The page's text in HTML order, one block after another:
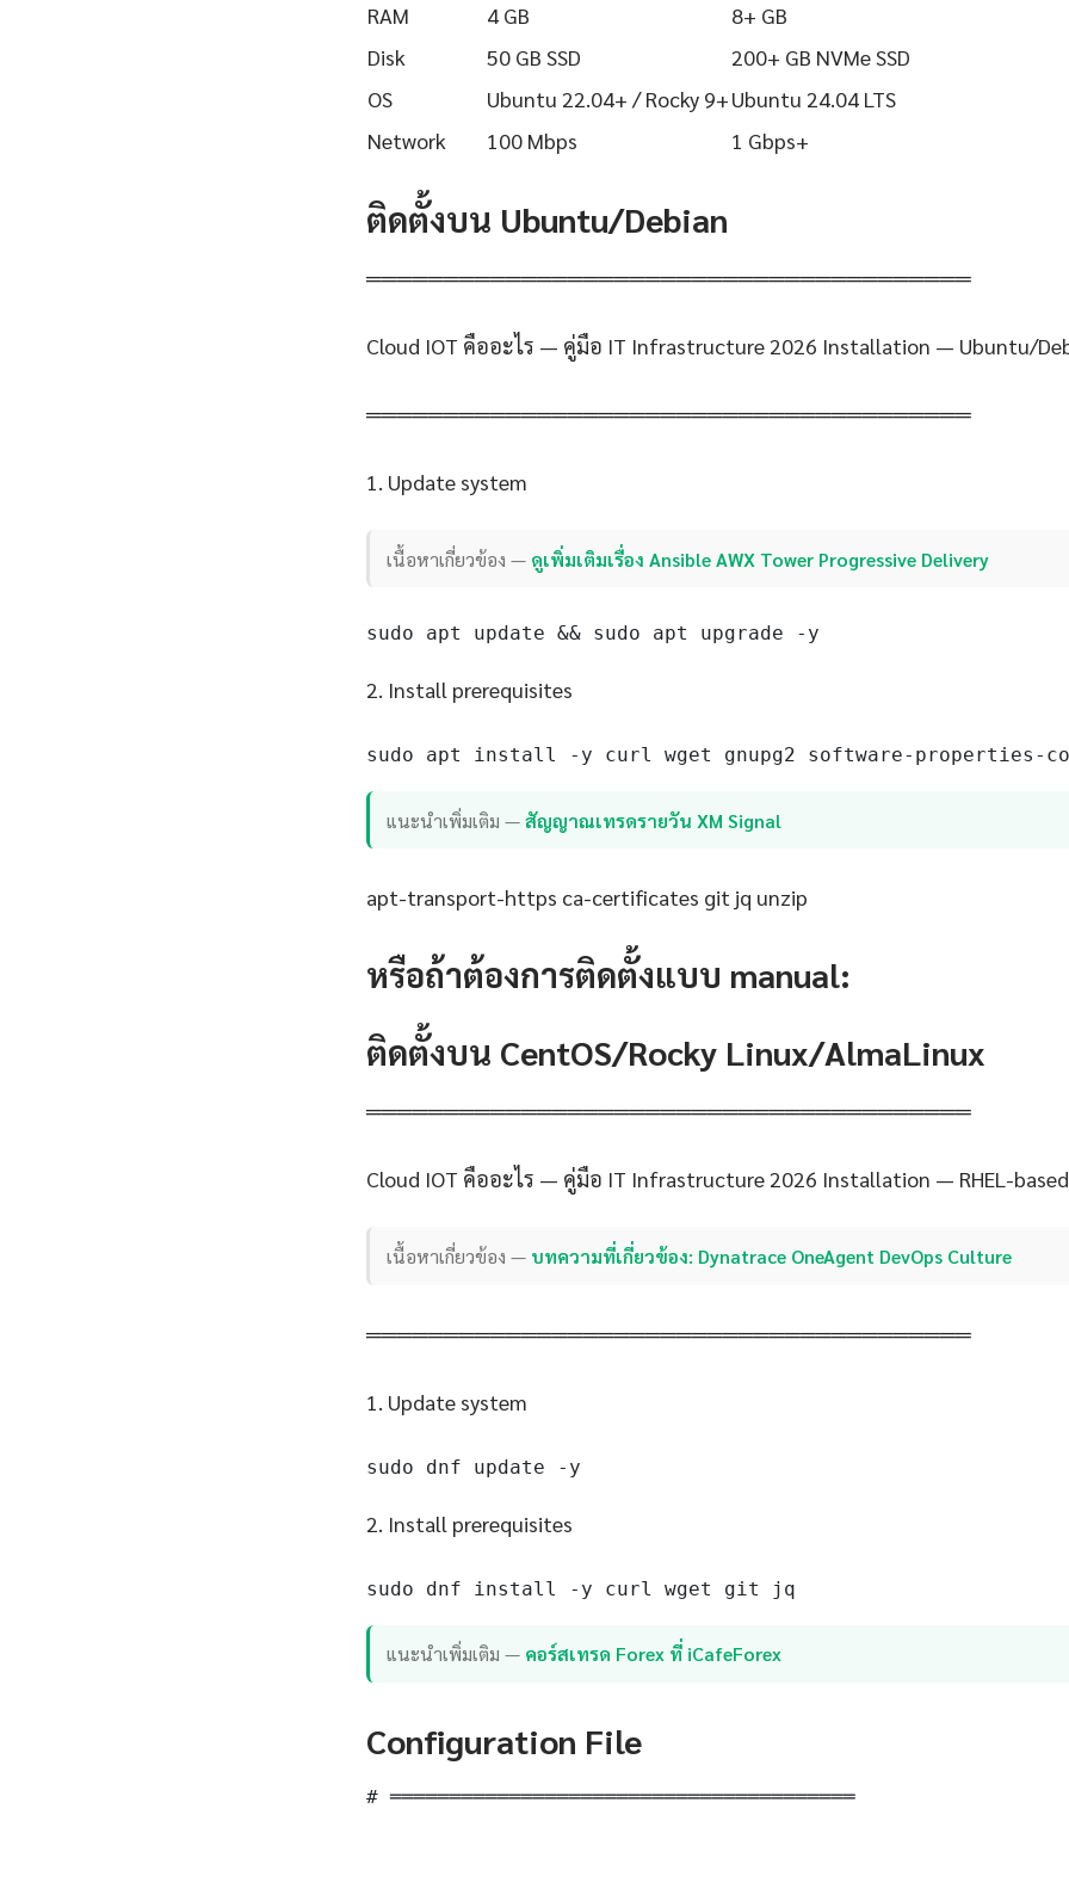
RAM
4 GB
8+ GB
Disk
50 GB SSD
200+ GB NVMe SSD
OS
Ubuntu 22.04+ / Rocky 9+Ubuntu 24.04 LTS
Network
100 Mbps 1 Gbps+
ติดตั้งบน Ubuntu/Debian
═══════════════════════════════════════
Cloud IOT คืออะไร — คู่มือ IT Infrastructure 2026 Installation — Ubuntu/
═══════════════════════════════════════
1. Update system
เนื้อหาเกี่ยวข้อง — ดูเพิ่มเติมเรื่อง Ansible AWX Tower Progressive Delivery
sudo apt update && sudo apt upgrade -y
2. Install prerequisites
sudo apt install -y curl wget gnupg2 software-properties-
แนะนำเพิ่มเติม —สัญญาณเทรดรายวัน XM Signal
apt-transport-https ca-certificates git jq unzip
หรือถ้าต้องการติดตั้งแบบ manual:
ติดตั้งบน CentOS/Rocky Linux/AlmaLinux
═══════════════════════════════════════
Cloud IOT คืออะไร — คู่มือ IT Infrastructure 2026 Installation — RHEL-based
เนื้อหาเกี่ยวข้อง — บทความที่เกี่ยวข้อง: Dynatrace OneAgent DevOps Culture
═══════════════════════════════════════
1. Update system
sudo dnf update -y
2. Install prerequisites
sudo dnf install -y curl wget git jq
แนะนำเพิ่มเติม — คอร์สเทรด Forex ที่ iCafeForex
Configuration File
# ═══════════════════════════════════════